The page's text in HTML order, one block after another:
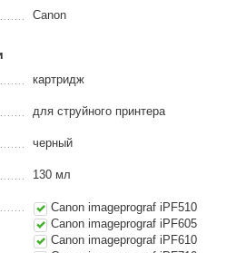
Canon
картридж
для струйного принтера
черный
130 мл
Canon imageprograf iPF510
Canon imageprograf iPF605
Canon imageprograf iPF610